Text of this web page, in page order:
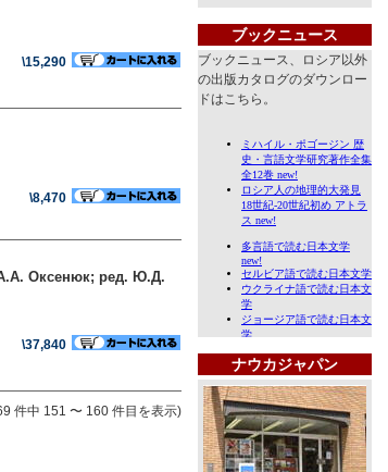
\15,290
\8,470
Оксенюк; ред. Ю.Д.
\37,840
件中 151 〜 160 件目を表示)
ブックニュース
ブックニュース、ロシア以外
の出版カタログのダウンロー
ドはこちら。
ナウカジャパン